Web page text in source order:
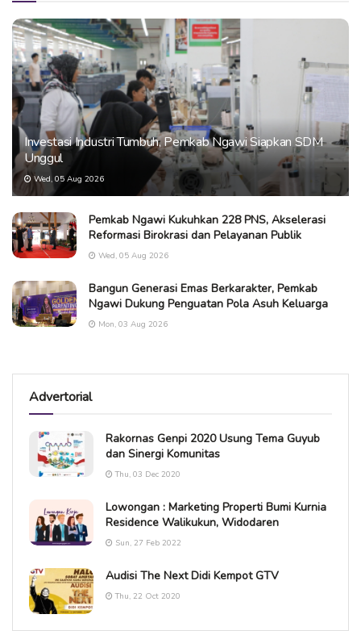
Investasi Industri Tumbuh, Pemkab Ngawi Siapkan SDM
Unggul
Wed, 05 Aug 2026
Pemkab Ngawi Kukuhkan 228 PNS, Akselerasi
Reformasi Birokrasi dan Pelayanan Publik
Wed, 05 Aug 2026
Bangun Generasi Emas Berkarakter, Pemkab
Ngawi Dukung Penguatan Pola Asuh Keluarga
Mon, 03 Aug 2026
Advertorial
Rakornas Genpi 2020 Usung Tema Guyub
dan Sinergi Komunitas
Thu, 03 Dec 2020
Lowongan : Marketing Properti Bumi Kurnia
Residence Walikukun, Widodaren
Sun, 27 Feb 2022
Audisi The Next Didi Kempot GTV
Thu, 22 Oct 2020